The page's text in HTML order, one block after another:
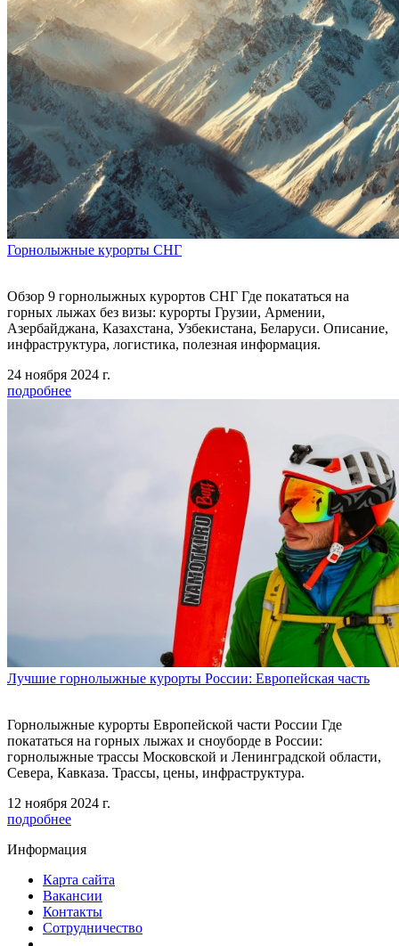
Горнолыжные курорты СНГ
Обзор 9 горнолыжных курортов СНГ Где покататься на
горных лыжах без визы: курорты Грузии, Армении,
Азербайджана, Казахстана, Узбекистана, Беларуси. Описание,
инфраструктура, логистика, полезная информация.
24 ноября 2024 г.
подробнее
Лучшие горнолыжные курорты России: Европейская часть
Горнолыжные курорты Европейской части России Где
покататься на горных лыжах и сноуборде в России:
горнолыжные трассы Московской и Ленинградской области,
Севера, Кавказа. Трассы, цены, инфраструктура.
12 ноября 2024 г.
подробнее
Информация
Карта сайта
Вакансии
Контакты
Сотрудничество